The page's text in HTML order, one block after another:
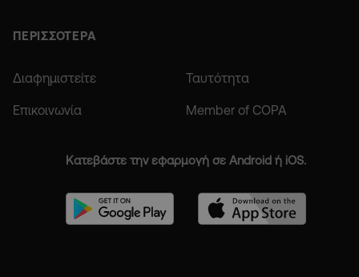
ΠΕΡΙΣΣΟΤΕΡΑ
Διαφημιστείτε Ταυτότητα
Επικοινωνία Member of COPA
Κατεβάστε την εφαρμογή σε Android ή iOS.